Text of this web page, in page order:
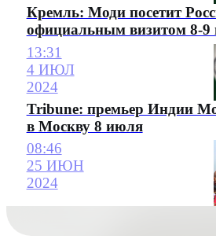
Кремль: Моди посетит
официальным визитом 8-9
13:31
4 ИЮЛ
2024
Tribune: премьер Индии
в Москву 8 июля
08:46
25 ИЮН
2024